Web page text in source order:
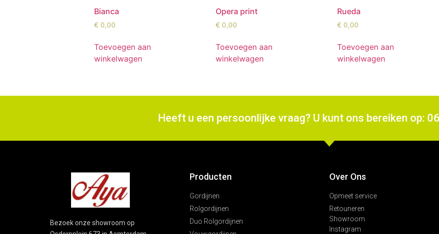
Bianca
€ 0,00
Toevoegen aan
winkelwagen
Opera print
€ 0,00
Toevoegen aan
winkelwagen
Rueda
€ 0,00
Toevoegen aan
winkelwagen
Heeft u een persoonlijke vraag? U kunt ons bereiken op:
Bezoek onze showroom op
Producten
Gordijnen
Rolgordijnen
Duo Rolgordijnen
Over Ons
Opmeet service
Retouneren
Showroom
Instagram